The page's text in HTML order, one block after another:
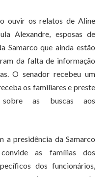
ouvir os relatos de Aline
Alexandre, esposas de
Samarco que ainda estão
da falta de informação
O senador recebeu um
os familiares e preste
as buscas aos
a presidência da Samarco
as famílias dos
dos funcionários,